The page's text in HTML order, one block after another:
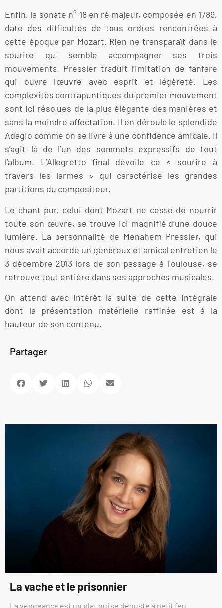
Enfin, la sonate n° 18 en ré majeur, composée en 1789,
date des difficultés de tous ordres rencontrées à
cette époque par Mozart. Rien ne transparaît dans le
sourire qui semble accompagner ses trois
mouvements. Pressler traduit l’imitation de fanfare
qui ouvre l’œuvre avec esprit et légèreté. Les
complexités contrapuntiques du premier mouvement
sont ici résolues de la plus élégante des manières et
sans la moindre affectation. Il en déroule le splendide
Adagio comme on se livre à une confidence amicale. Il
s’agit là de l’un des sommets expressifs de tout
l’album. L’Allegretto final dévoile ce « sourire à
travers les larmes » qui caractérise les grandes
partitions du compositeur.
Le chant pur, celui dont Mozart ne cesse de nourrir
toute son œuvre, se trouve ici magnifié d’une douce
lumière. La personnalité de Menahem Pressler, qui
nous avait accordé un généreux et amical entretien le
3 décembre 2013 lors de son passage à Toulouse, se
retrouve tout entière dans ses approches musicales.
On attend avec intérêt la suite de cette intégrale
dont la présentation matérielle raffinée est à la
hauteur de son contenu.
Partager
La vache et le prisonnier
La vengeance est un plat qui se déguste à petit feu